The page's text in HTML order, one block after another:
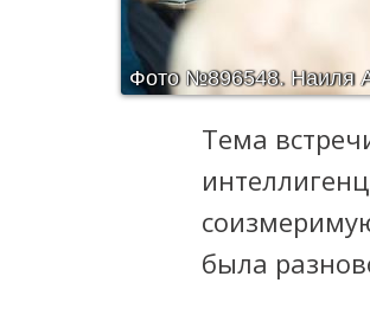
Фото №896548.Наиля
Тема
была